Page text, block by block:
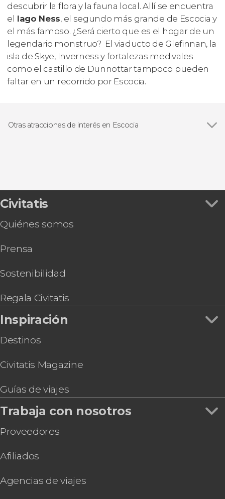
descubrir la flora y la fauna local. Allí se encuentra
el lago Ness, el segundo más grande de Escocia y
el más famoso. ¿Será cierto que es el hogar de un
legendario monstruo? El viaducto de Glefinnan, la
isla de Skye, Inverness y fortalezas medivales
como el castillo de Dunnottar tampoco pueden
faltar en un recorrido por Escocia.
Otras atracciones de interés en Escocia
Cementerio Greyfriar
Civitatis
Quiénes somos
Prensa
Sostenibilidad
Regala Civitatis
Inspiración
Destinos
Civitatis Magazine
Guías de viajes
Trabaja con nosotros
Proveedores
Afiliados
Agencias de viajes